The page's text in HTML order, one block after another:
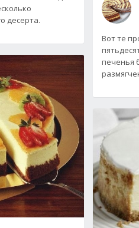
десерта.
Вот те
печенья